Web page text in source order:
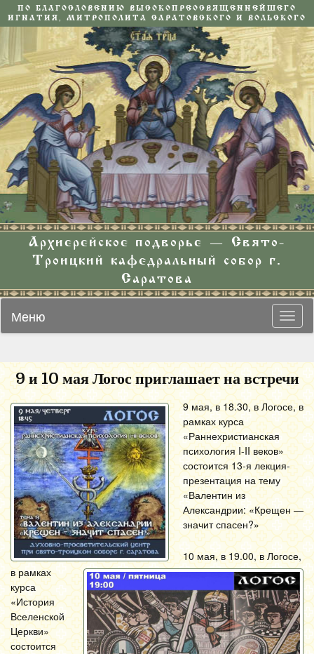
ПО БЛАГОСЛОВЕНИЮ ВЫСОКОПРЕОСВЯЩЕННЕЙШЕГО
ИГНАТИЯ, МИТРОПОЛИТА САРАТОВСКОГО И ВОЛЬСКОГО
Архиерейское подворье — Свято-
Троицкий кафедральный собор г.
Саратова
Меню
9 и 10 мая Логос приглашает на встречи
9 мая, в 18.30, в Логосе, в
рамках курса
«Раннехристианская
психология I-II веков»
состоится 13-я лекция-
презентация на тему
«Валентин из
Александрии: «Крещен —
значит спасен?»
10 мая, в 19.00, в Логосе,
в рамках
курса
«История
Вселенской
Церкви»
состоится